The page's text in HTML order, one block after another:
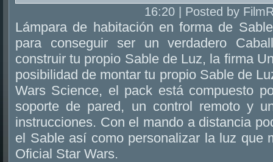
16:20 | Posted by
Lámpara de habitación en forma de
para conseguir ser un verdadero
construir tu propio Sable de Luz, la firma
posibilidad de montar tu propio Sable de
Wars Science, el pack está compuesto
soporte de pared, un control remoto y
instrucciones. Con el mando a distancia
el Sable así como personalizar la luz que
Oficial Star Wars.